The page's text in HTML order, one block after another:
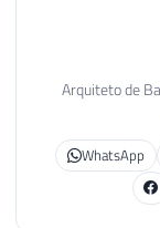
Arquiteto de
WhatsApp